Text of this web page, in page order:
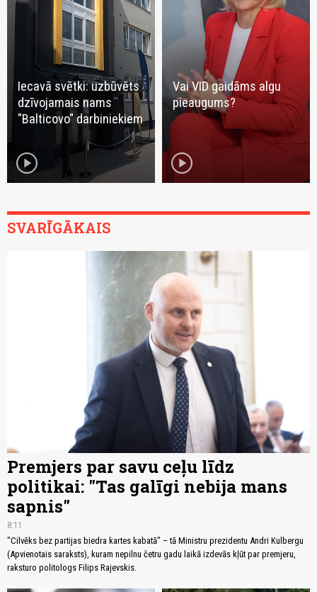
Iecavā svētki: uzbūvēts
dzīvojamais nams
"Balticovo" darbiniekiem
play_circle
Vai VID gaidāms algu
pieaugums?
play_circle
SVARĪGĀKAIS
Premjers par savu ceļu līdz
politikai: "Tas galīgi nebija mans
sapnis"
8:11
"Cilvēks bez partijas biedra kartes kabatā" – tā Ministru prezidentu Andri Kulbergu
(Apvienotais saraksts), kuram nepilnu četru gadu laikā izdevās kļūt par premjeru,
raksturo politologs Filips Rajevskis.